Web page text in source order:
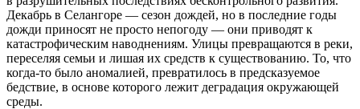
Декабрь в Селангоре — сезон дождей, но в последние годы
дожди приносят не просто непогоду — они приводят к
катастрофическим наводнениям. Улицы превращаются в реки,
переселяя семьи и лишая их средств к существованию. То, что
когда-то было аномалией, превратилось в предсказуемое
бедствие, в основе которого лежит деградация окружающей
среды.